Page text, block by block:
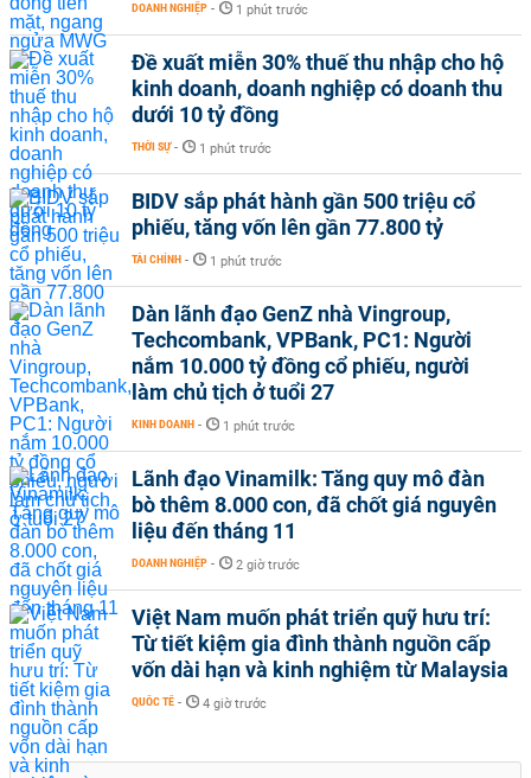
DOANH NGHIỆP - 1 phút trước
Đề xuất miễn 30% thuế thu nhập cho hộ
kinh doanh, doanh nghiệp có doanh thu
dưới 10 tỷ đồng
THỜI SỰ - 1 phút trước
BIDV sắp phát hành gần 500 triệu cổ
phiếu, tăng vốn lên gần 77.800 tỷ
TÀI CHÍNH - 1 phút trước
Dàn lãnh đạo GenZ nhà Vingroup,
Techcombank, VPBank, PC1: Người
nắm 10.000 tỷ đồng cổ phiếu, người
làm chủ tịch ở tuổi 27
KINH DOANH - 1 phút trước
Lãnh đạo Vinamilk: Tăng quy mô đàn
bò thêm 8.000 con, đã chốt giá nguyên
liệu đến tháng 11
DOANH NGHIỆP - 2 giờ trước
Việt Nam muốn phát triển quỹ hưu trí:
Từ tiết kiệm gia đình thành nguồn cấp
vốn dài hạn và kinh nghiệm từ Malaysia
QUỐC TẾ - 4 giờ trước